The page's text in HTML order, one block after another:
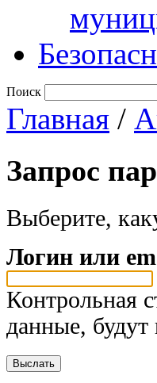
Поиск
Главная /
Запрос
Выберите,
Логин или
Контрольная
данные,